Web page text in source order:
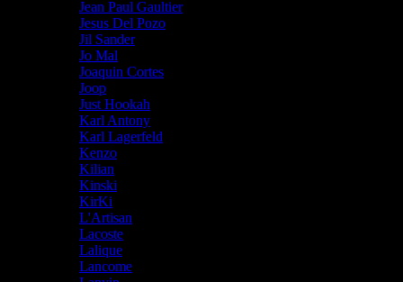
Jean Paul Gaultier
Jesus Del Pozo
Jil Sander
Jo Mal
Joaquin Cortes
Joop
Just Hookah
Karl Antony
Karl Lagerfeld
Kenzo
Kilian
Kinski
KirKi
L'Artisan
Lacoste
Lalique
Lancome